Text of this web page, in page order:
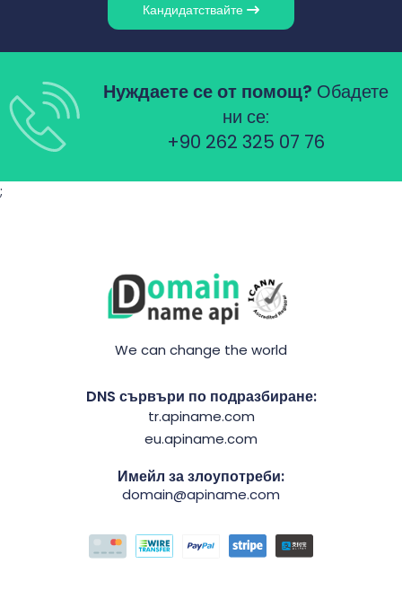
Кандидатствайте
Нуждаете се от помощ? Обадете
ни се:
+90 262 325 07 76
;
We can change the world
DNS сървъри по подразбиране:
tr.apiname.com
eu.apiname.com
Имейл за злоупотреби:
domain@apiname.com